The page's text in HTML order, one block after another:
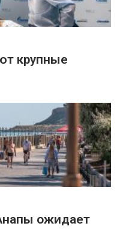
крупные
ожидает